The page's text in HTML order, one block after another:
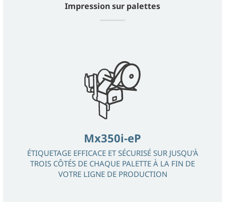
Impression sur palettes
Mx350i-eP
ÉTIQUETAGE EFFICACE ET SÉCURISÉ SUR JUSQU'À
TROIS CÔTÉS DE CHAQUE PALETTE À LA FIN DE
VOTRE LIGNE DE PRODUCTION